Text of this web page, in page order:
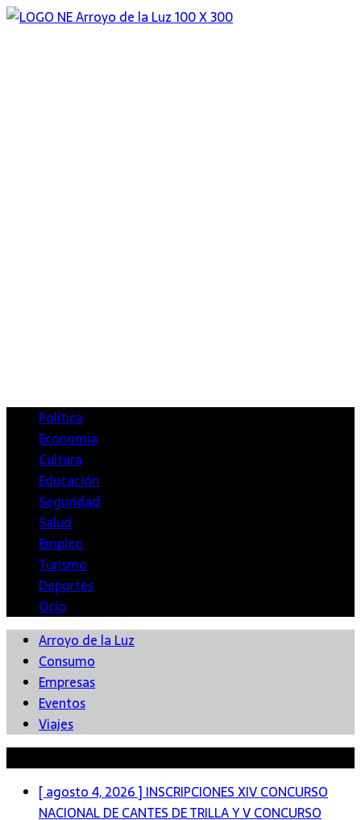
Política
Economía
Cultura
Educación
Seguridad
Salud
Empleo
Turismo
Deportes
Ocio
Arroyo de la Luz
Consumo
Empresas
Eventos
Viajes
[ agosto 4, 2026 ] INSCRIPCIONES XIV CONCURSO
NACIONAL DE CANTES DE TRILLA Y V CONCURSO